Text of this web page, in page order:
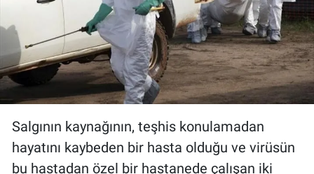
Salgının kaynağının, teşhis konulamadan
hayatını kaybeden bir hasta olduğu ve virüsün
bu hastadan özel bir hastanede çalışan iki